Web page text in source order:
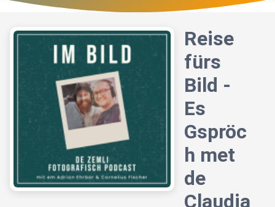
Reise
fürs
Bild -
Es
Gspröc
h met
de
Claudia